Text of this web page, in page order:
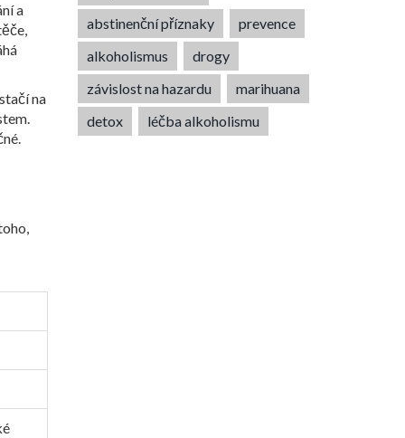
a
na
abstinenční příznaky
prevence
alkoholismus
drogy
závislost na hazardu
marihuana
detox
léčba alkoholismu